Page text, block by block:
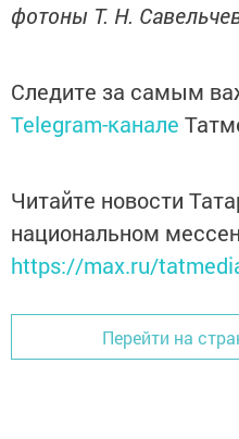
фотоны Т. Н.
Следите за самым
Telegram-канале
Читайте новости
национальном
https://max.ru/
Перейти на